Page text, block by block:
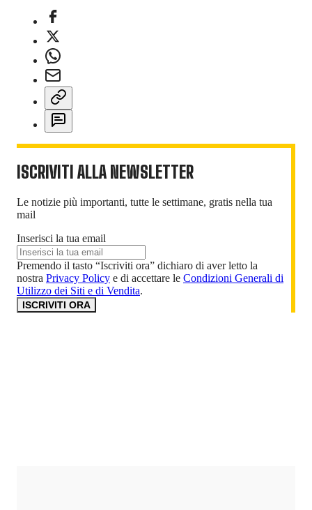
ISCRIVITI ALLA NEWSLETTER
Le notizie più importanti, tutte le settimane, gratis nella tua
mail
Inserisci la tua email
Premendo il tasto “Iscriviti ora” dichiaro di aver letto la
nostra Privacy Policy e di accettare le Condizioni Generali di
Utilizzo dei Siti e di Vendita.
ISCRIVITI ORA